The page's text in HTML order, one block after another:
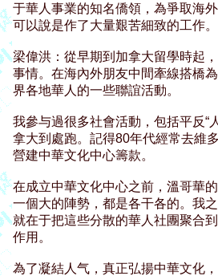
于華人事業的知名僑領，為爭取海
可以說是作了大量艱苦細致的工作
梁偉洪：從早期到加拿大留學時起
事情。在海內外朋友中間牽線搭橋
界各地華人的一些聯誼活動。
我參与過很多社會活動，包括平反“
拿大到處跑。記得80年代經常去維
營建中華文化中心籌款。
在成立中華文化中心之前，溫哥華
一個大的陣勢，都是各干各的。我
就在于把這些分散的華人社團聚合
作用。
為了凝結人气，真正弘揚中華文化